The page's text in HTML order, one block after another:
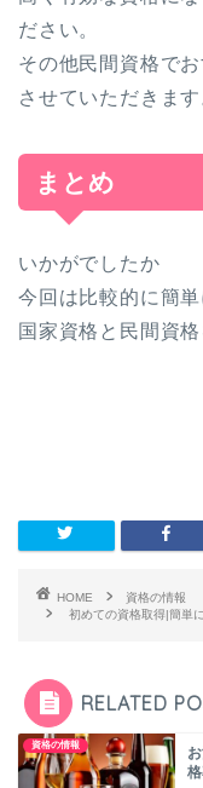
ださい。
その他民間資格で
させていただきます
まとめ
いかがでしたか
今回は比較的に簡
国家資格と民間資
HOME
資格の情報
初めての資格取得|簡単
RELATED
資格の情報